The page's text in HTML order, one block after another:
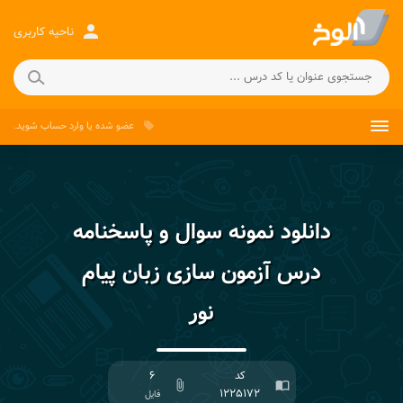
person ناحیه کاربری
local_offer عضو شده یاوارد حساب شوید.
دانلود نمونه سوال و پاسخنامه
درس آزمون سازی زبان پیام
نور
import_contacts
کد
۱۲۲۵۱۷۲
attach_file
۶
فایل